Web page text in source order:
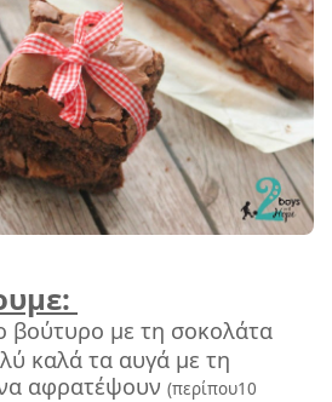
βούτυρο με τη σοκολάτα
καλά τα αυγά με τη
αφρατέψουν (περίπου10